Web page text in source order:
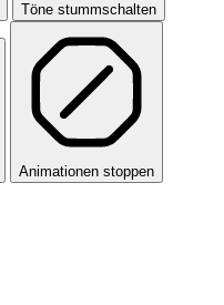
Töne stummschalten
Animationen stoppen